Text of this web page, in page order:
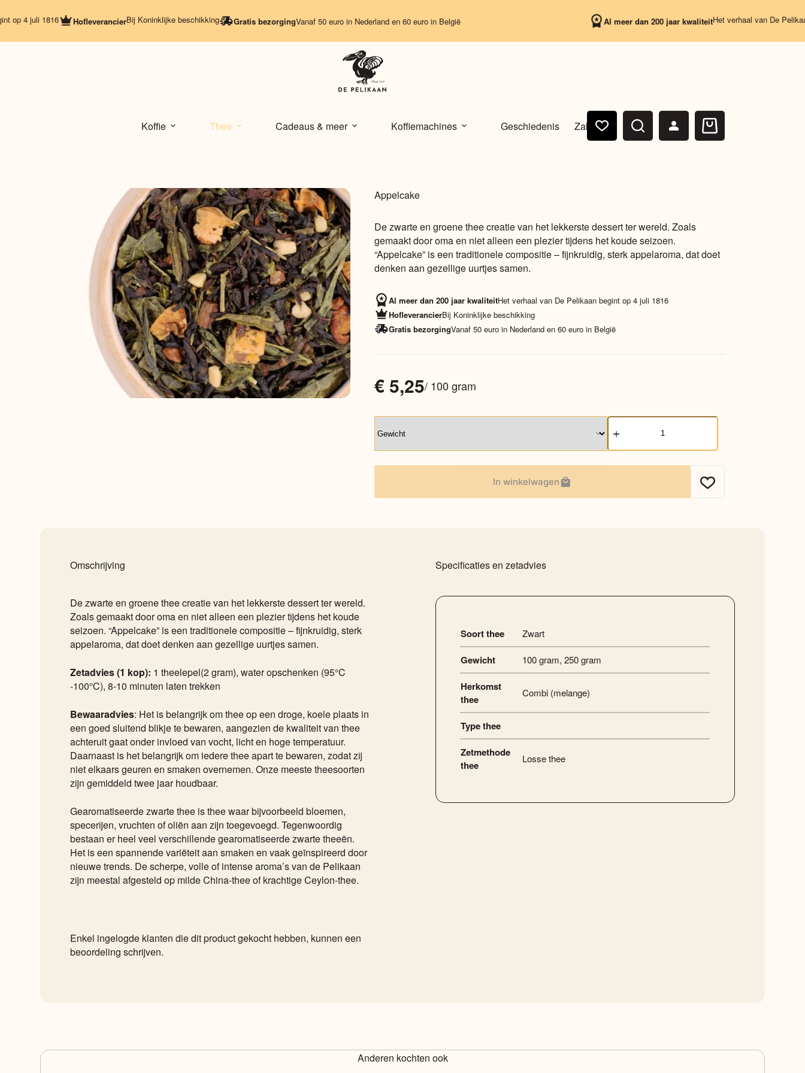
naarjuli 1816 HofleverancierBij Koninklijke beschikking Gratis bezorgingVanaf 50 euro in Nederland en 60 euro in België Al meer dan 200 jaar kwaliteitHet verhaal van De Pelikaan
Koffie Thee Cadeaus & meer Koffiemachines Geschiedenis Zakelijk Winkelwagen
Appelcake
De zwarte en groene thee creatie van het lekkerste dessert ter wereld. Zoals
gemaakt door oma en niet alleen een plezier tijdens het koude seizoen.
“Appelcake” is een traditionele compositie – fijnkruidig, sterk appelaroma, dat doet
denken aan gezellige uurtjes samen.
Al meer dan 200 jaar kwaliteitHet verhaal van De Pelikaan begint op 4 juli 1816
HofleverancierBij Koninklijke beschikking
Gratis bezorgingVanaf 50 euro in Nederland en 60 euro in België
€5,25/ 100 gram
Appelcake
aantal
In winkelwagen
Omschrijving
De zwarte en groene thee creatie van het lekkerste dessert ter wereld.
Zoals gemaakt door oma en niet alleen een plezier tijdens het koude
seizoen. “Appelcake” is een traditionele compositie – fijnkruidig, sterk
appelaroma, dat doet denken aan gezellige uurtjes samen.
Zetadvies (1 kop): 1 theelepel(2 gram), water opschenken (95°C
-100°C), 8-10 minuten laten trekken
Bewaaradvies: Het is belangrijk om thee op een droge, koele plaats in
een goed sluitend blikje te bewaren, aangezien de kwaliteit van thee
achteruit gaat onder invloed van vocht, licht en hoge temperatuur.
Daarnaast is het belangrijk om iedere thee apart te bewaren, zodat zij
niet elkaars geuren en smaken overnemen. Onze meeste theesoorten
zijn gemiddeld twee jaar houdbaar.
Gearomatiseerde zwarte thee is thee waar bijvoorbeeld bloemen,
specerijen, vruchten of oliën aan zijn toegevoegd. Tegenwoordig
bestaan er heel veel verschillende gearomatiseerde zwarte theeën.
Het is een spannende variëteit aan smaken en vaak geïnspireerd door
nieuwe trends. De scherpe, volle of intense aroma’s van de Pelikaan
zijn meestal afgesteld op milde China-thee of krachtige Ceylon-thee.
Enkel ingelogde klanten die dit product gekocht hebben, kunnen een
beoordeling schrijven.
Specificaties en zetadvies
Soort thee Zwart
Gewicht 100 gram,250 gram
Herkomst
thee
Combi (melange)
Type thee
Zetmethode
thee
Losse thee
Anderen kochten ook